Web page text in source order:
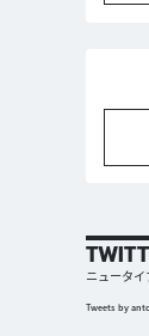
ニュータ
Tweets by